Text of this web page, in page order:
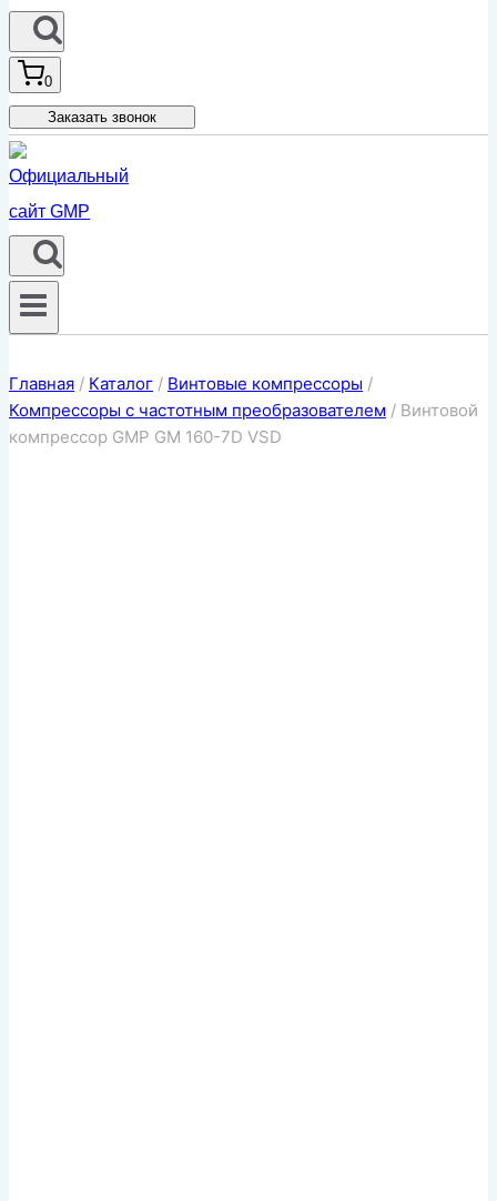
0
Заказать звонок
Главная / Каталог / Винтовые компрессоры /
Компрессоры с частотным преобразователем / Винтовой
компрессор GMP GM 160-7D VSD